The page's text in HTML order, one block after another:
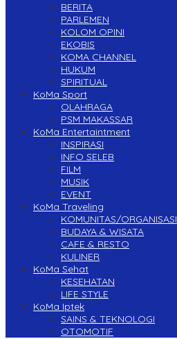
BERITA
PARLEMEN
KOLOM OPINI
EKOBIS
KOMA CHANNEL
HUKUM
SPIRITUAL
KoMa Sport
OLAHRAGA
PSM MAKASSAR
KoMa Entertaintment
INSPIRASI
INFO SELEB
FILM
MUSIK
EVENT
KoMa Traveling
KOMUNITAS/ORGANISASI
BUDAYA & WISATA
CAFE & RESTO
KULINER
KoMa Sehat
KESEHATAN
LIFE STYLE
KoMa Iptek
SAINS & TEKNOLOGI
OTOMOTIF